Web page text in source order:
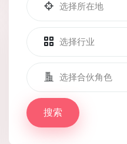
选择所在地
选择行业
选择合伙角色
搜索